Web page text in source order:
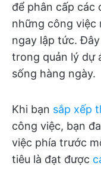
để phân cấp các
những công việc
ngay lập tức.
trong quản lý dự
sống hàng ngày.
Khi bạn sắp xếp
công việc, bạn
việc phía trước
tiêu là đạt được